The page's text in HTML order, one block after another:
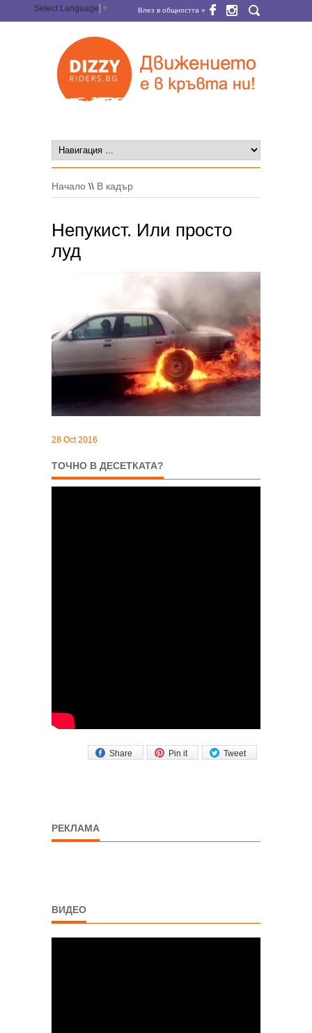
Select Language ▼ Влез в общността »
Начало \\ В кадър
Непукист. Или просто
луд
28 Oct 2016
ТОЧНО В ДЕСЕТКАТА?
Tweet
Pin it
Share
РЕКЛАМА
ВИДЕО